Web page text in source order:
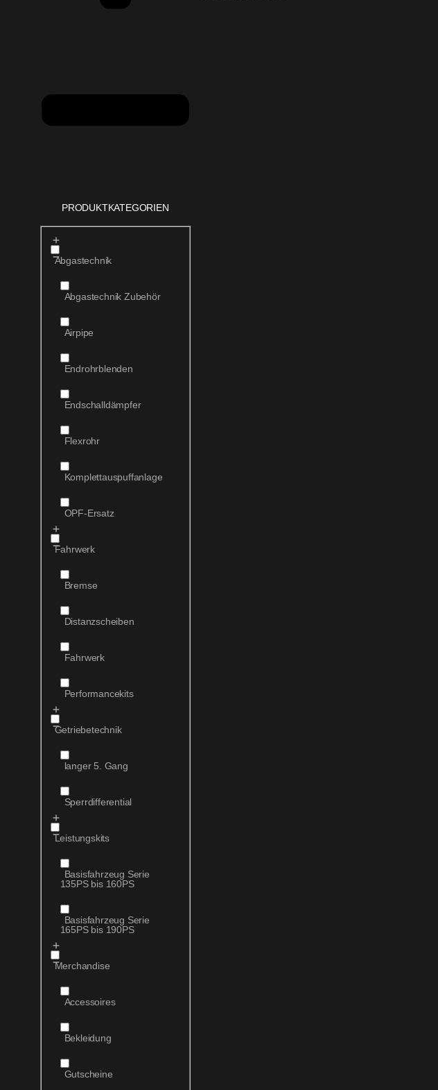
PRODUKTKATEGORIEN
Abgastechnik
Abgastechnik Zubehör
Airpipe
Endrohrblenden
Endschalldämpfer
Flexrohr
Komplettauspuffanlage
OPF-Ersatz
Fahrwerk
Bremse
Distanzscheiben
Fahrwerk
Performancekits
Getriebetechnik
langer 5. Gang
Sperrdifferential
Leistungskits
Basisfahrzeug Serie
135PS bis 160PS
Basisfahrzeug Serie
165PS bis 190PS
Merchandise
Accessoires
Bekleidung
Gutscheine